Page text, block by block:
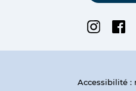
Instagram
Accessibilité :